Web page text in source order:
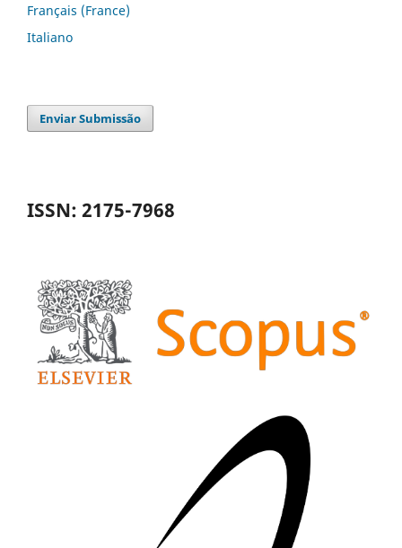
Français (France)
Italiano
Enviar Submissão
ISSN: 2175-7968